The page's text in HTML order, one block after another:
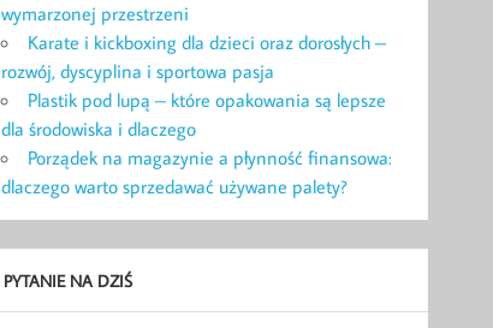
wymarzonej przestrzeni
Karate i kickboxing dla dzieci oraz dorosłych –
rozwój, dyscyplina i sportowa pasja
Plastik pod lupą – które opakowania są lepsze
dla środowiska i dlaczego
Porządek na magazynie a płynność finansowa:
dlaczego warto sprzedawać używane palety?
PYTANIE NA DZIŚ